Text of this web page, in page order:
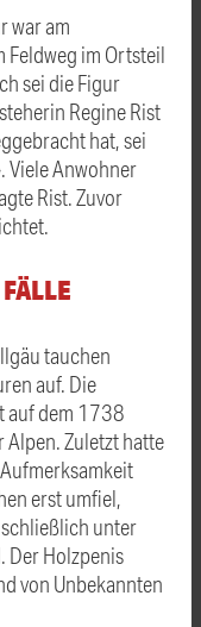
war am
Feldweg im Ortsteil
sei die Figur
Regine Rist
hat, sei
Viele Anwohner
Rist. Zuvor
tauchen
auf. Die
auf dem 1738
Zuletzt hatte
erst umfiel,
unter
Der Holzpenis
von Unbekannten